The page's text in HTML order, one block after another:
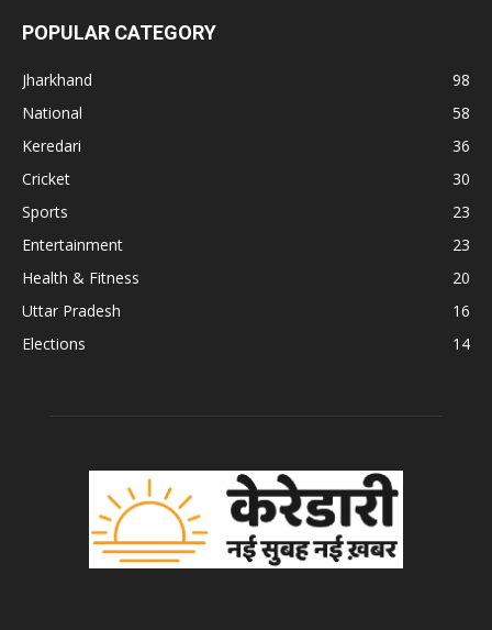
POPULAR CATEGORY
Jharkhand
98
National
58
Keredari
36
Cricket
30
Sports
23
Entertainment
23
Health & Fitness
20
Uttar Pradesh
16
Elections
14